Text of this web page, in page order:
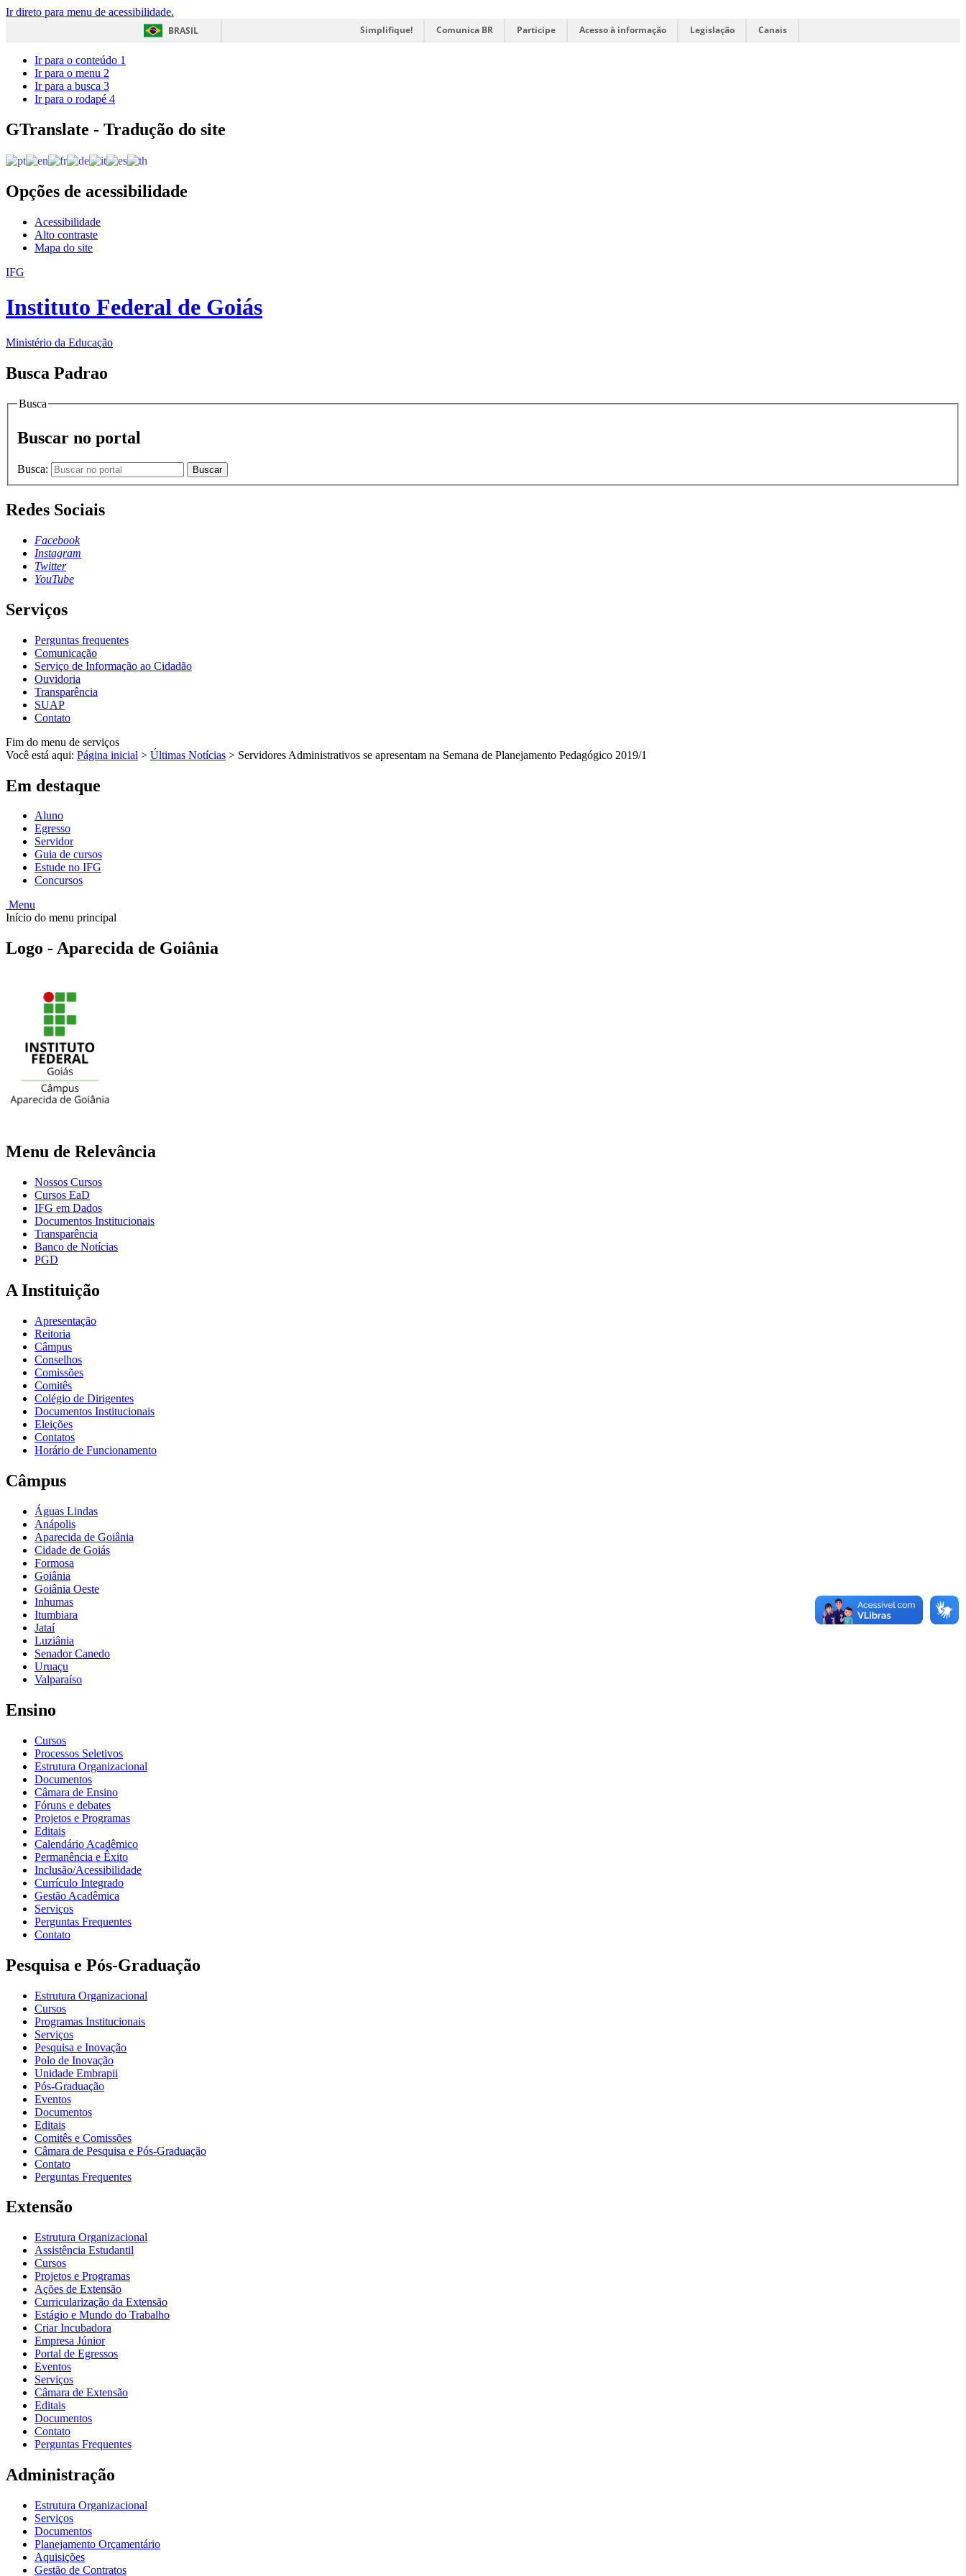
Ir direto para menu de acessibilidade.
BRASIL
Simplifique! Comunica BR Participe Acesso à informação Legislação Canais
Ir para o conteúdo 1
Ir para o menu 2
Ir para a busca 3
Ir para o rodapé 4
GTranslate - Tradução do site
Opções de acessibilidade
Acessibilidade
Alto contraste
Mapa do site
IFG
Instituto Federal de Goiás
Ministério da Educação
Busca Padrao
Busca
Buscar no portal
Busca: Buscar
Redes Sociais
Facebook
Instagram
Twitter
YouTube
Serviços
Perguntas frequentes
Comunicação
Serviço de Informação ao Cidadão
Ouvidoria
Transparência
SUAP
Contato
Fim do menu de serviços
Você está aqui: Página inicial > Últimas Notícias > Servidores Administrativos se apresentam na Semana de Planejamento Pedagógico 2019/1
Em destaque
Aluno
Egresso
Servidor
Guia de cursos
Estude no IFG
Concursos
Menu
Início do menu principal
Logo - Aparecida de Goiânia
Menu de Relevância
Nossos Cursos
Cursos EaD
IFG em Dados
Documentos Institucionais
Transparência
Banco de Notícias
PGD
A Instituição
Apresentação
Reitoria
Câmpus
Conselhos
Comissões
Comitês
Colégio de Dirigentes
Documentos Institucionais
Eleições
Contatos
Horário de Funcionamento
Câmpus
Águas Lindas
Anápolis
Aparecida de Goiânia
Cidade de Goiás
Formosa
Goiânia
Goiânia Oeste
Inhumas
Itumbiara
Jataí
Luziânia
Senador Canedo
Uruaçu
Valparaíso
Ensino
Cursos
Processos Seletivos
Estrutura Organizacional
Documentos
Câmara de Ensino
Fóruns e debates
Projetos e Programas
Editais
Calendário Acadêmico
Permanência e Êxito
Inclusão/Acessibilidade
Currículo Integrado
Gestão Acadêmica
Serviços
Perguntas Frequentes
Contato
Pesquisa e Pós-Graduação
Estrutura Organizacional
Cursos
Programas Institucionais
Serviços
Pesquisa e Inovação
Polo de Inovação
Unidade Embrapii
Pós-Graduação
Eventos
Documentos
Editais
Comitês e Comissões
Câmara de Pesquisa e Pós-Graduação
Contato
Perguntas Frequentes
Extensão
Estrutura Organizacional
Assistência Estudantil
Cursos
Projetos e Programas
Ações de Extensão
Curricularização da Extensão
Estágio e Mundo do Trabalho
Criar Incubadora
Empresa Júnior
Portal de Egressos
Eventos
Serviços
Câmara de Extensão
Editais
Documentos
Contato
Perguntas Frequentes
Administração
Estrutura Organizacional
Serviços
Documentos
Planejamento Orçamentário
Aquisições
Gestão de Contratos